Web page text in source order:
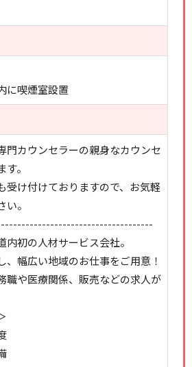
に喫煙室設置
門カウンセラーの親身なカウンセ
。
受け付けておりますので、お気軽
。
内初の人材サービス会社。
、幅広い地域のお仕事をご用意！
職や医療関係、販売などの求人が